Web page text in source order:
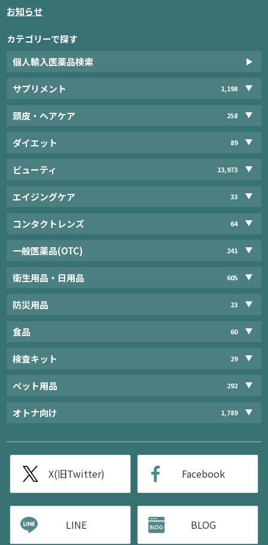
お知らせ
カテゴリーで探す
個人輸入医薬品検索
サプリメント 1,198
頭皮・ヘアケア 258
ダイエット 89
ビューティ 13,973
エイジングケア 33
コンタクトレンズ 64
一般医薬品(OTC) 241
衛生用品・日用品 605
防災用品 23
食品 60
検査キット 29
ペット用品 292
オトナ向け 1,789
X(旧Twitter) Facebook
LINE BLOG